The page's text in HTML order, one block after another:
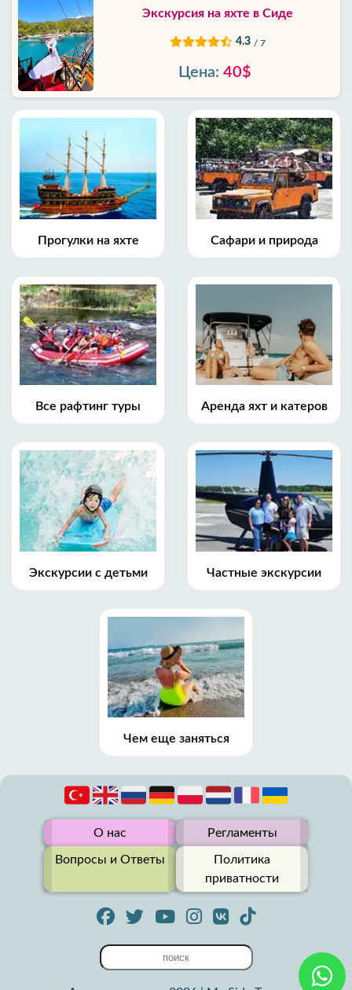
Экскурсия на яхте в Сиде
4.3 / 7
Цена: 40$
Прогулки на яхте Сафари и природа
Все рафтинг туры Аренда яхт и катеров
Экскурсии с детьми Частные экскурсии
Чем еще заняться
О нас Регламенты
Вопросы и Ответы
Политика
приватности